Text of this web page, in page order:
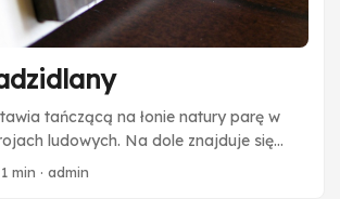
tańczącą na łonie natury parę w
ludowych. Na dole znajduje się
napis Kadzidło - wieś położoną w
1 min · admin